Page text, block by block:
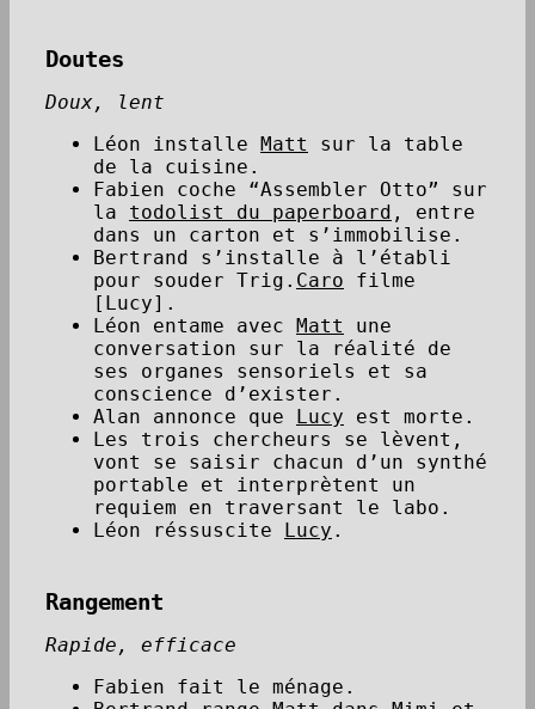
Doutes
Doux, lent
Léon installe Matt
sur la table
de la cuisine.
Fabien coche “Assembler Otto” sur
la todolist du paperboard , entre
dans un carton et s’immobilise.
Bertrand s’installe à l’établi
pour souder Trig. Caro filme
[Lucy].
Léon entame avec Matt
une
conversation sur la réalité de
ses organes sensoriels et sa
conscience d’exister.
Alan annonce que Lucy est morte.
Les trois chercheurs se lèvent,
vont se saisir chacun d’un synthé
portable et interprètent un
requiem en traversant le labo.
Léon réssuscite Lucy .
Rangement
Rapide, efficace
Fabien fait le ménage.